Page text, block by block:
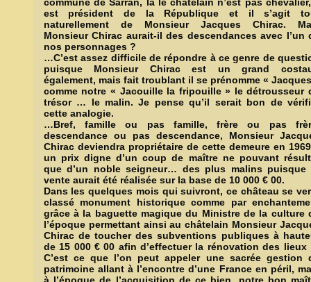
est président de la République et il s’agit
naturellement de Monsieur Jacques Chirac.
Monsieur Chirac aurait-il des descendances avec l’un
nos personnages ?
…C’est assez difficile de répondre à ce genre de
puisque Monsieur Chirac est un grand
également, mais fait troublant il se prénomme «
comme notre « Jacouille la fripouille » le détrousseur
trésor … le malin. Je pense qu’il serait bon de
cette analogie.
…Bref, famille ou pas famille, frère ou pas
descendance ou pas descendance, Monsieur
Chirac deviendra propriétaire de cette demeure en
un prix digne d’un coup de maître ne pouvant
que d’un noble seigneur… des plus malins puisque
vente aurait été réalisée sur la base de 10 000 € 00.
Dans les quelques mois qui suivront, ce château se
classé monument historique comme par
grâce à la baguette magique du Ministre de la culture
l’époque permettant ainsi au châtelain Monsieur
Chirac de toucher des subventions publiques à
de 15 000 € 00 afin d’effectuer la rénovation des
C’est ce que l’on peut appeler une sacrée gestion
patrimoine allant à l’encontre d’une France en péril,